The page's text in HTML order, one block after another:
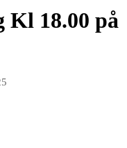
Kl 18.00 på